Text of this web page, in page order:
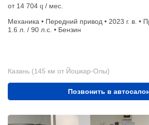
от 14 704 q / мес.
Механика • Передний привод • 2023 г. в. •
1.6 л. / 90 л.с. • Бензин
Казань (145 км от Йошкар-Олы)
Позвонить в